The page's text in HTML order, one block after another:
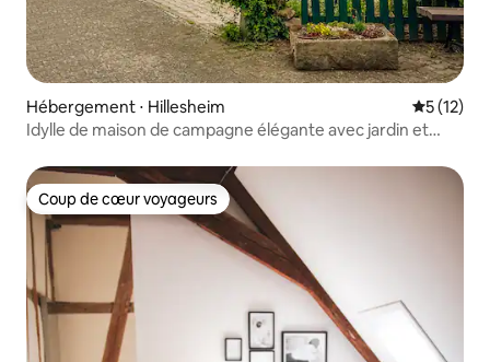
Hébergement ⋅ Hillesheim
5 (12)
Idylle de maison de campagne élégante avec jardin et
Coup de cœur voyageurs
Coup de cœur voyageurs